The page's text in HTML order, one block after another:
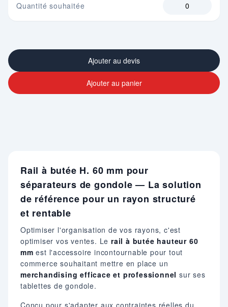
Quantité souhaitée
Ajouter au devis
Ajouter au panier
Rail à butée H. 60 mm pour
séparateurs de gondole — La solution
de référence pour un rayon structuré
et rentable
Optimiser l'organisation de vos rayons, c'est
optimiser vos ventes. Lerail à butée hauteur 60
mm est l'accessoire incontournable pour tout
commerce souhaitant mettre en place un
merchandising efficace et professionnel sur ses
tablettes de gondole.
Conçu pour s'adapter aux contraintes réelles du